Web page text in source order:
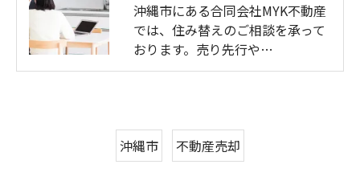
沖縄市にある合同会社MYK不動産
では、住み替えのご相談を承って
おります。売り先行や…
沖縄市 不動産売却